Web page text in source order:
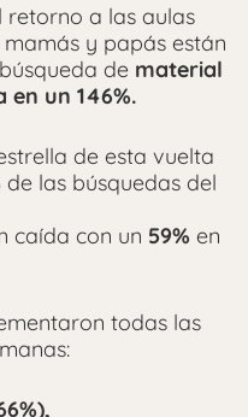
retorno a las aulas
y papás están
de material
un 146%.
de esta vuelta
de las búsquedas del
caída con un 59% en
todas las